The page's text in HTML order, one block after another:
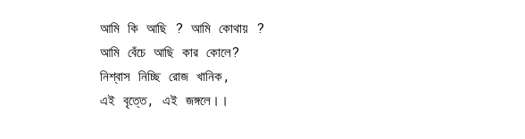
আমি কি আছি ? আমি কোথায় ?
আমি বেঁচে আছি কার কোলে?
নিশ্বাস নিচ্ছি রোজ খানিক,
এই বৃত্তে, এই জঙ্গলে।।